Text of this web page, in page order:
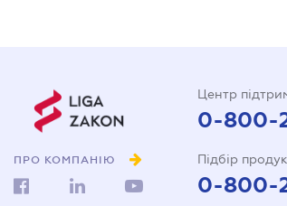
ПРО КОМПАНІЮ
Центр
0-800-
Підбір
0-800-